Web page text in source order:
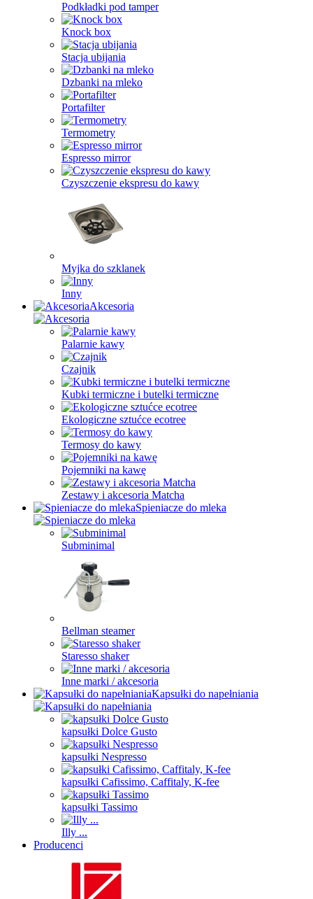
Podkładki pod tamper
Knock box
Stacja ubijania
Dzbanki na mleko
Portafilter
Termometry
Espresso mirror
Czyszczenie ekspresu do kawy
Myjka do szklanek
Inny
Akcesoria
Palarnie kawy
Czajnik
Kubki termiczne i butelki termiczne
Ekologiczne sztućce ecotree
Termosy do kawy
Pojemniki na kawę
Zestawy i akcesoria Matcha
Spieniacze do mleka
Subminimal
Bellman steamer
Staresso shaker
Inne marki / akcesoria
Kapsułki do napełniania
kapsułki Dolce Gusto
kapsułki Nespresso
kapsułki Cafissimo, Caffitaly, K-fee
kapsułki Tassimo
Illy ...
Producenci